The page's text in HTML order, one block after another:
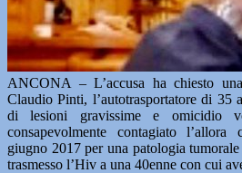
ANCONA – L’accusa ha chiesto
Claudio Pinti, l’autotrasportatore di 35
di lesioni gravissime e omicidio
consapevolmente contagiato
giugno 2017 per una patologia
trasmesso l’Hiv a una 40enne con cui